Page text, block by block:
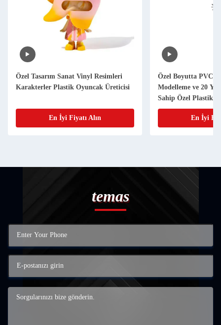
Özel Tasarım Sanat Vinyl Resimleri
Karakterler Plastik Oyuncak Üreticisi
En İyi Fiyatı Alın
Özel Boyutta PVC
Modelleme ve 20
Sahip Özel Plastik
En İyi
temas